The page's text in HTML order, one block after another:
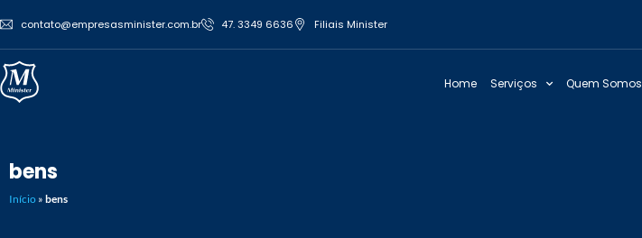
contato@empresasminister.com.br 47. 3349 6636 Filiais Minister
Home Serviços Quem Somos
bens
Início » bens